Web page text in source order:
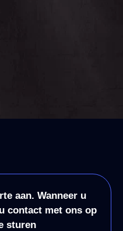
aan. Wanneer u
contact met ons op
sturen